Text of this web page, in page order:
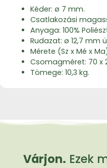
Kéder: ø 7 mm.
Csatlakozási
Anyaga: 100%
Rudazat: ø 12,7 mm
Mérete (Sz x Mé x
Csomagméret: 70 x
Tömege: 10,3 kg.
Várjon. Ezek